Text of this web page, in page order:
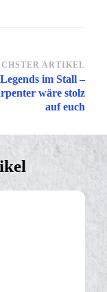
ARTIKEL
im Stall –
wäre stolz
auf euch